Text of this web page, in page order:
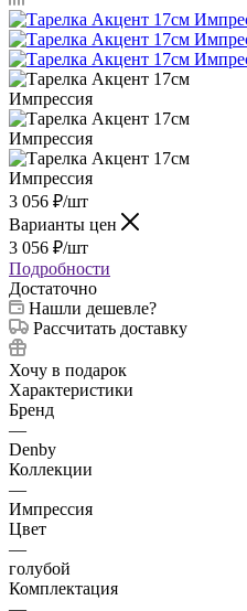
3 056 ₽/шт
Варианты цен
3 056 ₽/шт
Подробности
Достаточно
Нашли дешевле?
Рассчитать доставку
Хочу в подарок
Характеристики
Бренд
—
Denby
Коллекции
—
Импрессия
Цвет
—
голубой
Комплектация